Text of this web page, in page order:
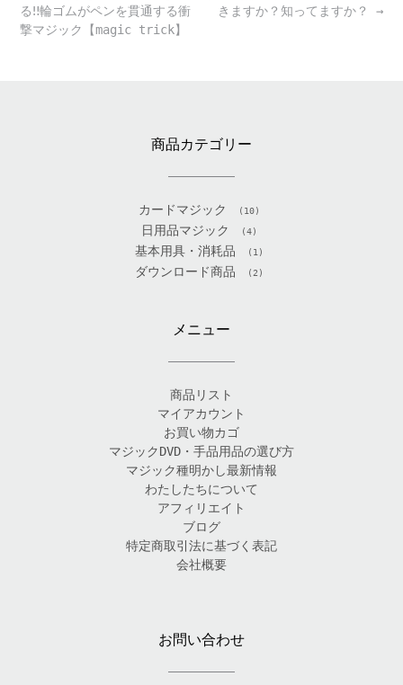
navigation
きますか？知ってますか？ →
る‼️輪ゴムがペンを貫通する衝
撃マジック【magic trick】
商品カテゴリー
カードマジック (10)
日用品マジック (4)
基本用具・消耗品 (1)
ダウンロード商品 (2)
メニュー
商品リスト
マイアカウント
お買い物カゴ
マジックDVD・手品用品の選び方
マジック種明かし最新情報
わたしたちについて
アフィリエイト
ブログ
特定商取引法に基づく表記
会社概要
お問い合わせ